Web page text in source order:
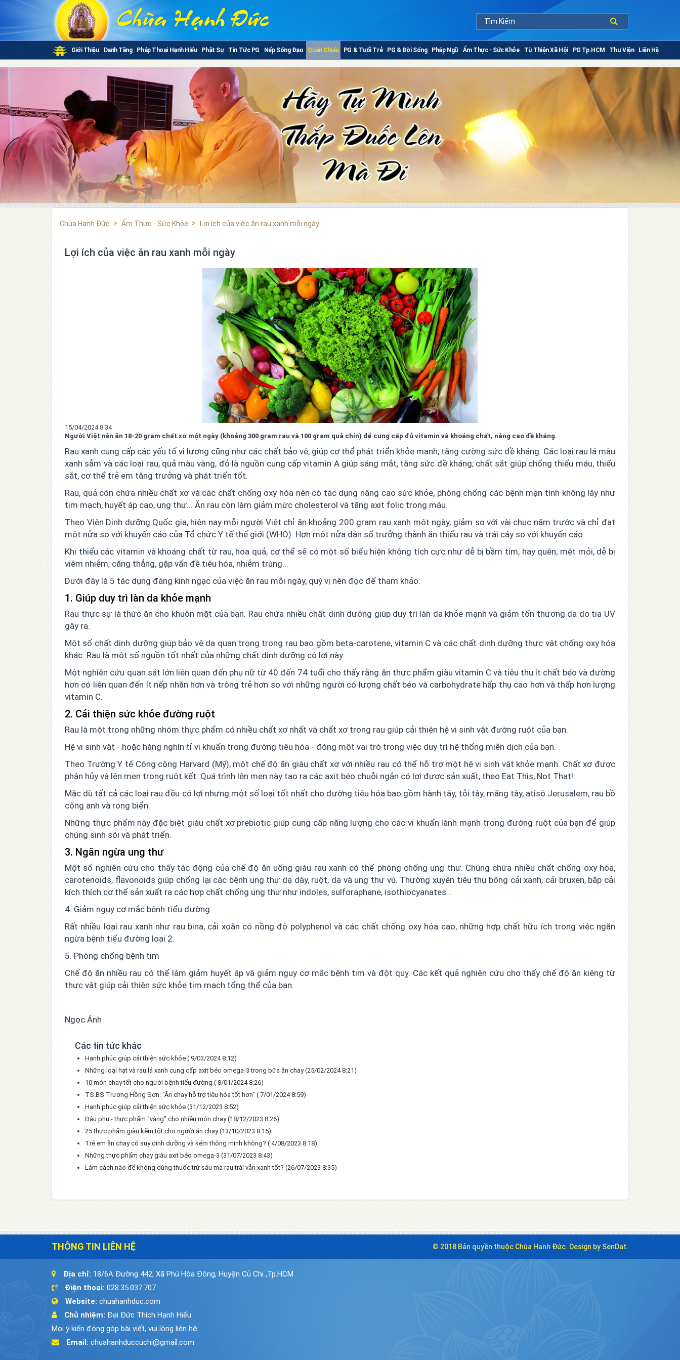
Giới Thiệu Danh Tăng Pháp Thoại Hạnh Hiếu Phật Sự Tin Tức PG Nếp Sống Đạo Quán Chiếu PG & Tuổi Trẻ PG & Đời Sống Pháp Ngữ Ẩm Thực - Sức Khỏe Từ Thiện Xã Hội PG Tp.HCM Thư Viện Liên Hệ
Chùa Hạnh Đức Ẩm Thực - Sức Khỏe Lợi ích của việc ăn rau xanh mỗi ngày
Lợi ích của việc ăn rau xanh mỗi ngày
15/04/2024 8:34
Người Việt nên ăn 18-20 gram chất xơ một ngày (khoảng 300 gram rau và 100 gram quả chín) để cung cấp đủ vitamin và khoáng chất, nâng cao đề kháng.
Rau xanh cung cấp các yếu tố vi lượng cũng như các chất bảo vệ, giúp cơ thể phát triển khỏe mạnh, tăng cường sức đề kháng. Các loại rau lá màu
xanh sẫm và các loại rau, quả màu vàng, đỏ là nguồn cung cấp vitamin A giúp sáng mắt, tăng sức đề kháng; chất sắt giúp chống thiếu máu, thiếu
sắt, cơ thể trẻ em tăng trưởng và phát triển tốt.
Rau, quả còn chứa nhiều chất xơ và các chất chống oxy hóa nên có tác dụng nâng cao sức khỏe, phòng chống các bệnh mạn tính không lây như
tim mạch, huyết áp cao, ung thư... Ăn rau còn làm giảm mức cholesterol và tăng axit folic trong máu.
Theo Viện Dinh dưỡng Quốc gia, hiện nay mỗi người Việt chỉ ăn khoảng 200 gram rau xanh một ngày, giảm so với vài chục năm trước và chỉ đạt
một nửa so với khuyến cáo của Tổ chức Y tế thế giới (WHO). Hơn một nửa dân số trưởng thành ăn thiếu rau và trái cây so với khuyến cáo.
Khi thiếu các vitamin và khoáng chất từ rau, hoa quả, cơ thể sẽ có một số biểu hiện không tích cực như dễ bị bầm tím, hay quên, mệt mỏi, dễ bị
viêm nhiễm, căng thẳng, gặp vấn đề tiêu hóa, nhiễm trùng...
Dưới đây là 5 tác dụng đáng kinh ngạc của việc ăn rau mỗi ngày, quý vị nên đọc để tham khảo:
1. Giúp duy trì làn da khỏe mạnh
Rau thực sự là thức ăn cho khuôn mặt của bạn. Rau chứa nhiều chất dinh dưỡng giúp duy trì làn da khỏe mạnh và giảm tổn thương da do tia UV
gây ra.
Một số chất dinh dưỡng giúp bảo vệ da quan trọng trong rau bao gồm beta-carotene, vitamin C và các chất dinh dưỡng thực vật chống oxy hóa
khác. Rau là một số nguồn tốt nhất của những chất dinh dưỡng có lợi này.
Một nghiên cứu quan sát lớn liên quan đến phụ nữ từ 40 đến 74 tuổi cho thấy rằng ăn thực phẩm giàu vitamin C và tiêu thụ ít chất béo và đường
hơn có liên quan đến ít nếp nhăn hơn và trông trẻ hơn so với những người có lượng chất béo và carbohydrate hấp thụ cao hơn và thấp hơn lượng
vitamin C.
2. Cải thiện sức khỏe đường ruột
Rau là một trong những nhóm thực phẩm có nhiều chất xơ nhất và chất xơ trong rau giúp cải thiện hệ vi sinh vật đường ruột của bạn.
Hệ vi sinh vật - hoặc hàng nghìn tỉ vi khuẩn trong đường tiêu hóa - đóng một vai trò trong việc duy trì hệ thống miễn dịch của bạn.
Theo Trường Y tế Công cộng Harvard (Mỹ), một chế độ ăn giàu chất xơ với nhiều rau có thể hỗ trợ một hệ vi sinh vật khỏe mạnh. Chất xơ được
phân hủy và lên men trong ruột kết. Quá trình lên men này tạo ra các axit béo chuỗi ngắn có lợi được sản xuất, theo Eat This, Not That!
Mặc dù tất cả các loại rau đều có lợi nhưng một số loại tốt nhất cho đường tiêu hóa bao gồm hành tây, tỏi tây, măng tây, atisô Jerusalem, rau bồ
công anh và rong biển.
Những thực phẩm này đặc biệt giàu chất xơ prebiotic giúp cung cấp năng lượng cho các vi khuẩn lành mạnh trong đường ruột của bạn để giúp
chúng sinh sôi và phát triển.
3. Ngăn ngừa ung thư
Một số nghiên cứu cho thấy tác động của chế độ ăn uống giàu rau xanh có thể phòng chống ung thư. Chúng chứa nhiều chất chống oxy hóa,
carotenoids, flavonoids giúp chống lại các bệnh ung thư dạ dày, ruột, da và ung thư vú. Thường xuyên tiêu thụ bông cải xanh, cải bruxen, bắp cải
kích thích cơ thể sản xuất ra các hợp chất chống ung thư như indoles, sulforaphane, isothiocyanates…
4. Giảm nguy cơ mắc bệnh tiểu đường
Rất nhiều loại rau xanh như rau bina, cải xoăn có nồng độ polyphenol và các chất chống oxy hóa cao, những hợp chất hữu ích trong việc ngăn
ngừa bệnh tiểu đường loại 2.
5. Phòng chống bệnh tim
Chế độ ăn nhiều rau có thể làm giảm huyết áp và giảm nguy cơ mắc bệnh tim và đột quỵ. Các kết quả nghiên cứu cho thấy chế độ ăn kiêng từ
thực vật giúp cải thiện sức khỏe tim mạch tổng thể của bạn.
Ngọc Ánh
Các tin tức khác
Hạnh phúc giúp cải thiện sức khỏe ( 9/03/2024 8:12)
Những loại hạt và rau lá xanh cung cấp axit béo omega-3 trong bữa ăn chay (25/02/2024 8:21)
10 món chay tốt cho người bệnh tiểu đường ( 8/01/2024 8:26)
TS.BS Trương Hồng Sơn: "Ăn chay hỗ trợ tiêu hóa tốt hơn" ( 7/01/2024 8:59)
Hạnh phúc giúp cải thiện sức khỏe (31/12/2023 8:52)
Đậu phụ - thực phẩm "vàng" cho nhiều món chay (18/12/2023 8:26)
25 thực phẩm giàu kẽm tốt cho người ăn chay (13/10/2023 8:15)
Trẻ em ăn chay có suy dinh dưỡng và kém thông minh không? ( 4/08/2023 8:18)
Những thực phẩm chay giàu axit béo omega-3 (31/07/2023 8:43)
Làm cách nào để không dùng thuốc trừ sâu mà rau trái vẫn xanh tốt? (26/07/2023 8:35)
THÔNG TIN LIÊN HỆ © 2018 Bản quyền thuộc Chùa Hạnh Đức. Design by SenDat.
Địa chỉ: 18/6A Đường 442, Xã Phú Hòa Đông, Huyện Củ Chi ,Tp.HCM
Điện thoại: 028.35.037.707
Website: chuahanhduc.com
Chủ nhiệm: Đại Đức Thích Hạnh Hiếu
Mọi ý kiến đóng góp bài viết, vui lòng liên hệ:
Email: chuahanhduccuchi@gmail.com